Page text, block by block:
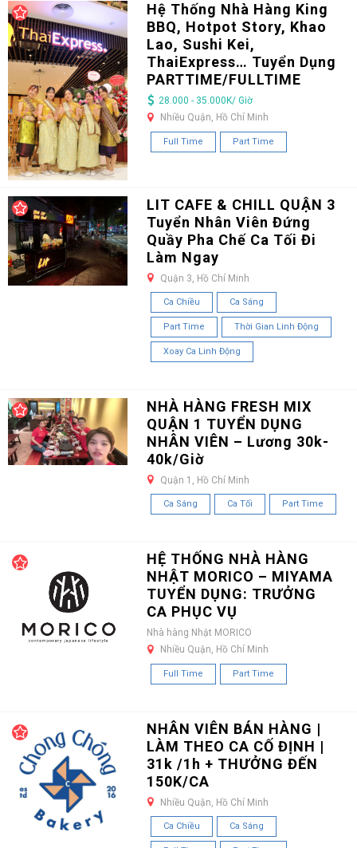
Hệ Thống Nhà Hàng King
BBQ, Hotpot Story, Khao
Lao, Sushi Kei,
ThaiExpress… Tuyển Dụng
PARTTIME/FULLTIME
28.000 - 35.000K/ Giờ
Nhiều Quận, Hồ Chí Minh
Full Time Part Time
LIT CAFE & CHILL QUẬN 3
Tuyển Nhân Viên Đứng
Quầy Pha Chế Ca Tối Đi
Làm Ngay
Quận 3, Hồ Chí Minh
Ca Chiều Ca Sáng
Part Time Thời Gian Linh Động
Xoay Ca Linh Động
NHÀ HÀNG FRESH MIX
QUẬN 1 TUYỂN DỤNG
NHÂN VIÊN – Lương 30k-
40k/Giờ
Quận 1, Hồ Chí Minh
Ca Sáng Ca Tối Part Time
HỆ THỐNG NHÀ HÀNG
NHẬT MORICO – MIYAMA
TUYỂN DỤNG: TRƯỞNG
CA PHỤC VỤ
Nhà hàng Nhật MORICO
Nhiều Quận, Hồ Chí Minh
Full Time Part Time
NHÂN VIÊN BÁN HÀNG |
LÀM THEO CA CỐ ĐỊNH |
31k /1h + THƯỞNG ĐẾN
150K/CA
Nhiều Quận, Hồ Chí Minh
Ca Chiều Ca Sáng